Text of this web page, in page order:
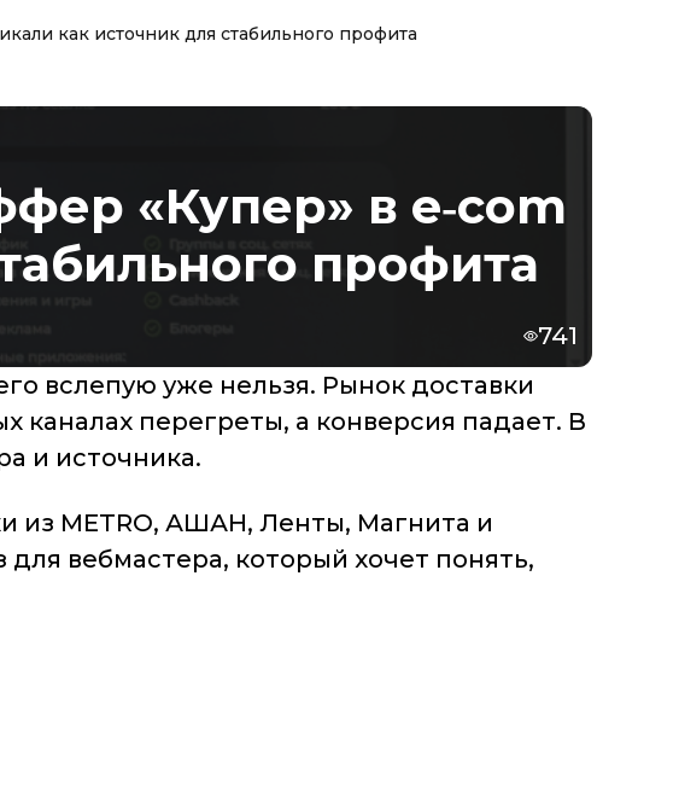
как источник для стабильного профита
«Купер» в e‑com
профита
741
вслепую уже нельзя. Рынок доставки
каналах перегреты, а конверсия падает. В
и источника.
из METRO, АШАН, Ленты, Магнита и
вебмастера, который хочет понять,